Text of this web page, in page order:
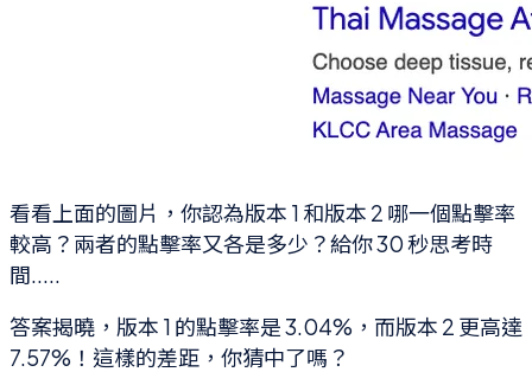
看看上面的圖片，你認為版本 1 和版本 2 哪一個點擊率
較高？兩者的點擊率又各是多少？給你 30 秒思考時
間.....
答案揭曉，版本 1 的點擊率是 3.04%，而版本 2 更高達
7.57%！這樣的差距，你猜中了嗎？